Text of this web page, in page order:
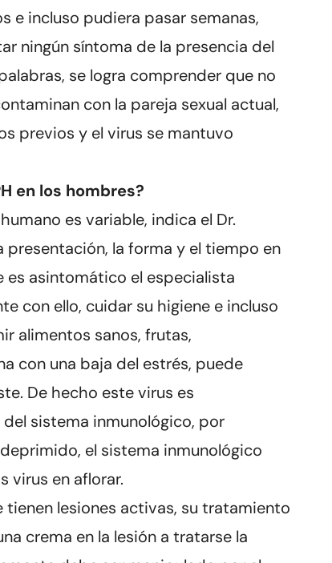
e incluso pudiera pasar semanas,
ningún síntoma de la presencia del
se logra comprender que no
con la pareja sexual actual,
previos y el virus se mantuvo
en los hombres?
es variable, indica el Dr.
la forma y el tiempo en
es asintomático el especialista
con ello, cuidar su higiene e incluso
alimentos sanos, frutas,
con una baja del estrés, puede
De hecho este virus es
sistema inmunológico, por
el sistema inmunológico
virus en aflorar.
lesiones activas, su tratamiento
crema en la lesión a tratarse la